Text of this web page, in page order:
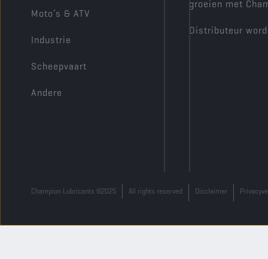
Moto’s & ATV
Industrie
Scheepvaart
Andere
groeien met
Distributeur
Champion Lubricants ©2025 All rights reserved Disclaimer